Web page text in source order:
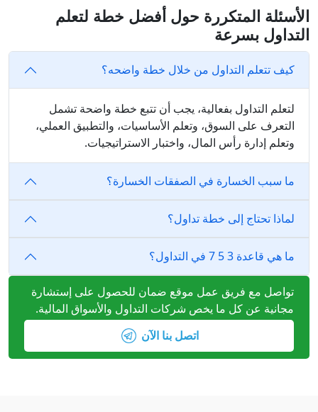
الأسئلة المتكررة حول أفضل خطة لتعلم
التداول بسرعة
كيف تتعلم التداول من خلال خطة واضحه؟
لتعلم التداول بفعالية، يجب أن تتبع خطة واضحة تشمل
التعرف على السوق، وتعلم الأساسيات، والتطبيق العملي،
وتعلم إدارة رأس المال، واختبار الاستراتيجيات.
ما سبب الخسارة في الصفقات الخسارة؟
لماذا تحتاج إلى خطة تداول؟
ما هي قاعدة 3 5 7 في التداول؟
تواصل مع فريق عمل موقع ضمان للحصول على إستشارة
مجانية عن كل ما يخص شركات التداول والأسواق المالية.
اتصل بنا الآن